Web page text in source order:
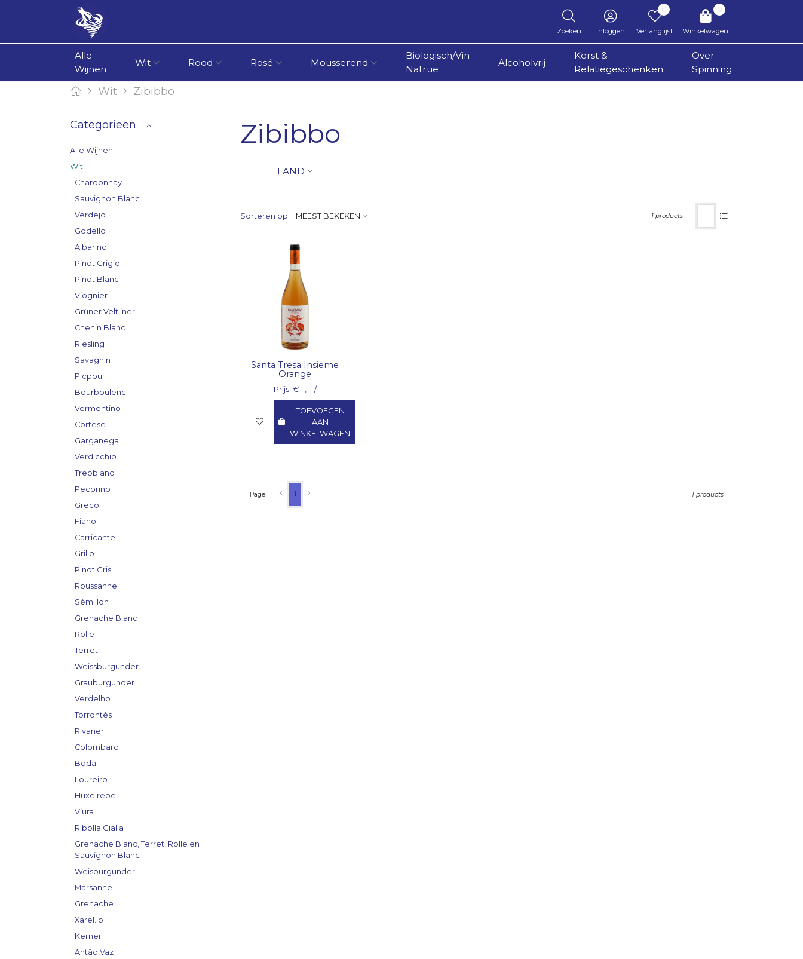
Zoeken Inloggen
0
Verlanglijst
0
Winkelwagen
Alle
Wijnen
Wit Rood Rosé Mousserend
Biologisch/Vin
Natrue
Alcoholvrij
Kerst &
Relatiegeschenken
Over
Spinning
Wit Zibibbo
Categorieën
Alle Wijnen
Wit
Chardonnay
Sauvignon Blanc
Verdejo
Godello
Albarino
Pinot Grigio
Pinot Blanc
Viognier
Grüner Veltliner
Chenin Blanc
Riesling
Savagnin
Picpoul
Bourboulenc
Vermentino
Cortese
Garganega
Verdicchio
Trebbiano
Pecorino
Greco
Fiano
Carricante
Grillo
Pinot Gris
Roussanne
Sémillon
Grenache Blanc
Rolle
Terret
Weissburgunder
Grauburgunder
Verdelho
Torrontés
Rivaner
Colombard
Bodal
Loureiro
Huxelrebe
Viura
Ribolla Gialla
Grenache Blanc, Terret, Rolle en
Sauvignon Blanc
Weisburgunder
Marsanne
Grenache
Xarel.lo
Kerner
Antão Vaz
Zibibbo
LAND
Sorteren op MEEST BEKEKEN 1 products
Santa Tresa Insieme
Orange
Prijs: €--,-- /
TOEVOEGEN
AAN
WINKELWAGEN
Page 1 1 products